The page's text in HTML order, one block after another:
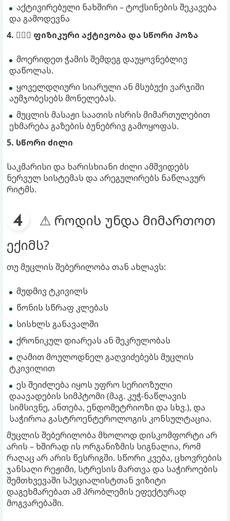
აქტივირებული ნახშირი – ტოქსინების შეკავება
და გამოდევნა
4. 🧘🏻‍♀ ფიზიკური აქტივობა და სწორი პოზა
მოერიდეთ ჭამის შემდეგ დაუყოვნებლივ
დაწოლას.
ყოველდღიური სიარული ან მსუბუქი ვარჯიში
აუმჯობესებს მონელებას.
მუცლის მასაჟი საათის ისრის მიმართულებით
ეხმარება გაზების ბუნებრივ გამოყოფას.
5. სწორი ძილი
საკმარისი და ხარისხიანი ძილი ამშვიდებს
ნერვულ სისტემას და არეგულირებს ნაწლავურ
რიტმს.
⚠ როდის უნდა მიმართოთ
ექიმს?
თუ მუცლის შებერილობა თან ახლავს:
მუდმივ ტკივილს
წონის სწრაფ კლებას
სისხლს განავალში
ქრონიკულ დიარეას ან შეკრულობას
ღამით მოულოდნელ გაღვიძებებს მუცლის
ტკივილით
ეს შეიძლება იყოს უფრო სერიოზული
დაავადების სიმპტომი (მაგ. კუჭ-ნაწლავის
სიმსივნე, ანთება, ენდომეტრიოზი და სხვ.), და
საჭიროა გასტროენტეროლოგის კონსულტაცია.
მუცლის შებერილობა მხოლოდ დისკომფორტი არ
არის – ხშირად ის ორგანიზმის სიგნალია, რომ
რაღაც არ არის წესრიგში. სწორი კვება, ცხოვრების
ჯანსაღი რეჟიმი, სტრესის მართვა და საჭიროების
შემთხვევაში სპეციალისტთან ვიზიტი
დაგეხმარებათ ამ პრობლემის ეფექტურად
მოგვარებაში.